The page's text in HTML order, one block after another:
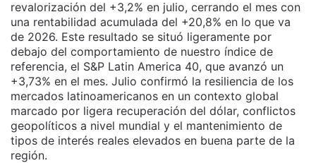
revalorización del +3,2% en julio, cerrando el mes con
una rentabilidad acumulada del +20,8% en lo que va
de 2026. Este resultado se situó ligeramente por
debajo del comportamiento de nuestro índice de
referencia, el S&P Latin America 40, que avanzó un
+3,73% en el mes. Julio confirmó la resiliencia de los
mercados latinoamericanos en un contexto global
marcado por ligera recuperación del dólar, conflictos
geopolíticos a nivel mundial y el mantenimiento de
tipos de interés reales elevados en buena parte de la
región.